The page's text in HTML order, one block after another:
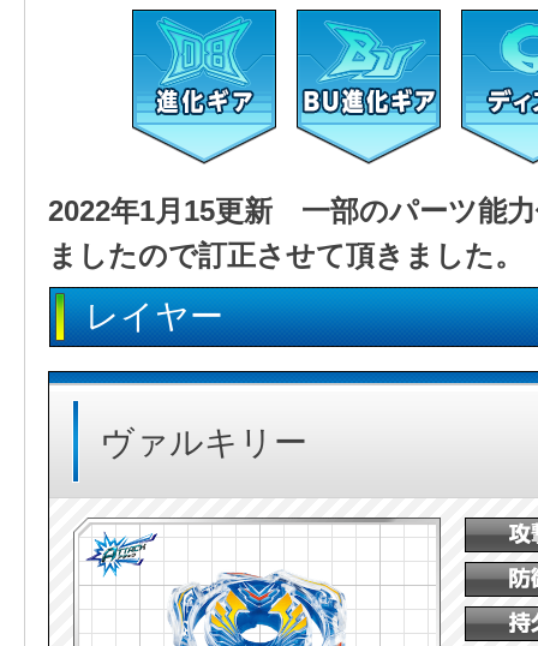
2022年1月15更新 一部のパーツ能
ましたので訂正させて頂きました。
レイヤー
ヴァルキリー